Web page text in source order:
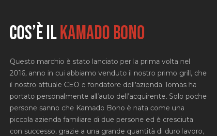
Cos’è ilKAMADO BONO
Questo marchio è stato lanciato per la prima volta nel
2016, anno in cui abbiamo venduto il nostro primo grill, che
il nostro attuale CEO e fondatore dell’azienda Tomas ha
portato personalmente all’auto dell’acquirente. Solo poche
persone sanno che Kamado Bono è nata come una
piccola azienda familiare di due persone ed è cresciuta
con successo, grazie a una grande quantità di duro lavoro,